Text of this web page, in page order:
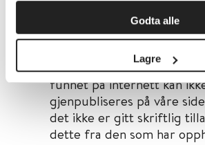
Godta alle
Lagre
Copyright for bilder,
oversettelser, tabeller,
skalaer f.eks. smerteskalaer
være avklart før
funnet på internett kan
gjenpubliseres på våre
det ikke er gitt skriftlig
dette fra den som har